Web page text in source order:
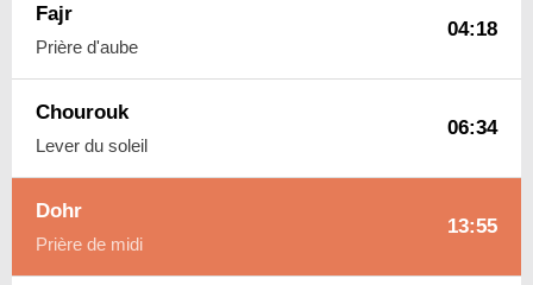
Fajr
Prière d'aube
04:18
Chourouk
Lever du soleil
06:34
Dohr
Prière de midi
13:55